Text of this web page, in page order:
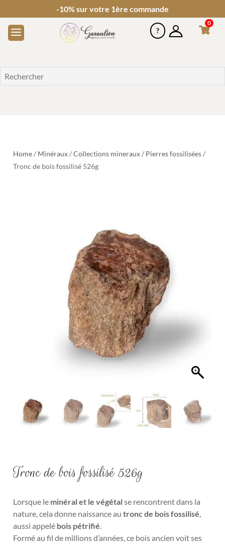
-10% sur votre 1ère commande
0
Home/ Minéraux/Collections mineraux/ Pierres fossilisées/
Tronc de bois fossilisé 526g
Tronc de bois fossilisé 526g
Lorsque le minéral et le végétalse rencontrent dans la
nature, cela donne naissance autronc de bois fossilisé
aussi appelé bois pétrifié
Formé au fil de millions d’années, ce bois ancien voit ses